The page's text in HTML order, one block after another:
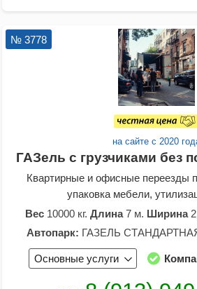
№ 3778
на сайте с 2020
ГАЗель с грузчиками без
Квартирные и офисные переезды
упаковка мебели,
Вес10000 кг. Длина7 м. Ширина
Автопарк: ГАЗЕЛЬ СТАНДАРТНАЯ
Основные услуги